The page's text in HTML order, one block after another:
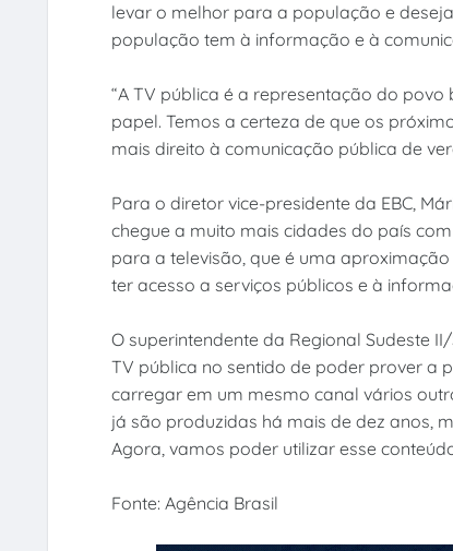
levar o melhor para a população e
população tem à informação e à
“A TV pública é a representação do
papel. Temos a certeza de que os
mais direito à comunicação pública de
Para o diretor vice-presidente da EBC,
chegue a muito mais cidades do país
para a televisão, que é uma
ter acesso a serviços públicos e à
O superintendente da Regional Sudeste
TV pública no sentido de poder prover a
carregar em um mesmo canal vários
já são produzidas há mais de dez anos,
Agora, vamos poder utilizar esse
Fonte: Agência Brasil